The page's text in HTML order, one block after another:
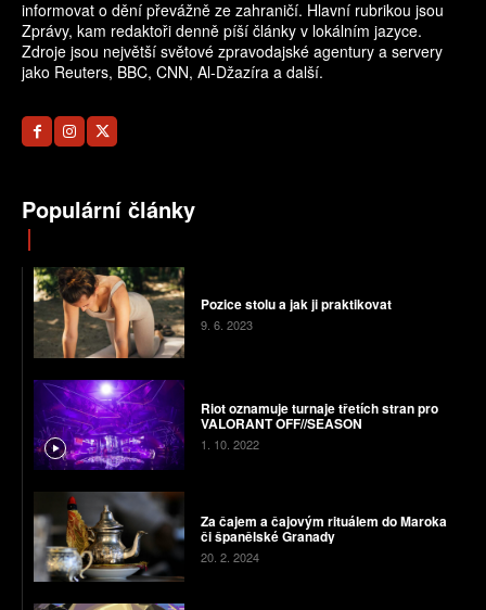
informovat o dění převážně ze zahraničí. Hlavní rubrikou jsou
Zprávy, kam redaktoři denně píší články v lokálním jazyce.
Zdroje jsou největší světové zpravodajské agentury a servery
jako Reuters, BBC, CNN, Al-Džazíra a další.
Populární články
Pozice stolu a jak ji praktikovat
9. 6. 2023
Riot oznamuje turnaje třetích stran pro
VALORANT OFF//SEASON
1. 10. 2022
Za čajem a čajovým rituálem do Maroka
či španělské Granady
20. 2. 2024